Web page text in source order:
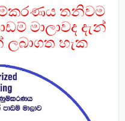
තනිවම
මාලාවද දැන්
ලබාගත හැක